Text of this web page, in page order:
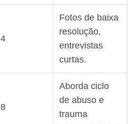
4
Fotos de baixa
resolução,
entrevistas
curtas.
8
Aborda ciclo
de abuso e
trauma